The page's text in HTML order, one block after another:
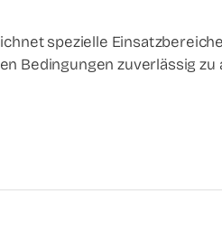
spezielle
Bedingungen zuverlässig zu